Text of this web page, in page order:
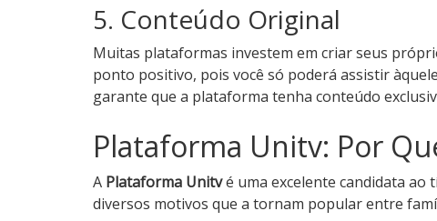
5. Conteúdo Original
Muitas plataformas investem em criar seus
ponto positivo, pois você só poderá assistir
garante que a plataforma tenha conteúdo
Plataforma Unitv: Por
A Plataforma Unitvé uma excelente candidata
diversos motivos que a tornam popular entre